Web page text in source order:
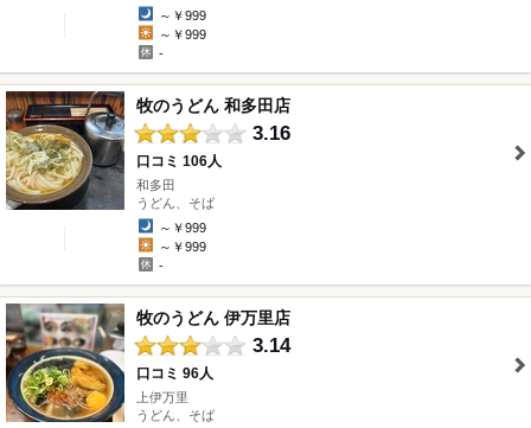
～￥999
～￥999
-
牧のうどん 和多田店
3.16
口コミ 106人
和多田
うどん、そば
～￥999
～￥999
-
" />
牧のうどん 伊万里店
3.14
口コミ 96人
上伊万里
うどん、そば
" />